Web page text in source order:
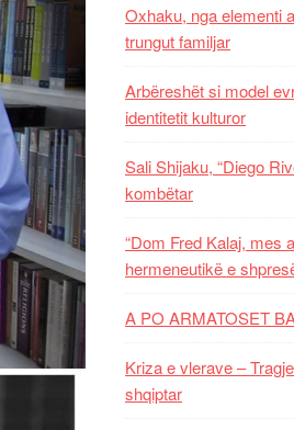
Oxhaku, nga elementi
trungut familjar
Arbëreshët si model
identitetit kulturor
Sali Shijaku, “Diego
kombëtar
“Dom Fred Kalaj, mes
hermeneutikë e
A PO ARMATOSET
Kriza e vlerave –
shqiptar